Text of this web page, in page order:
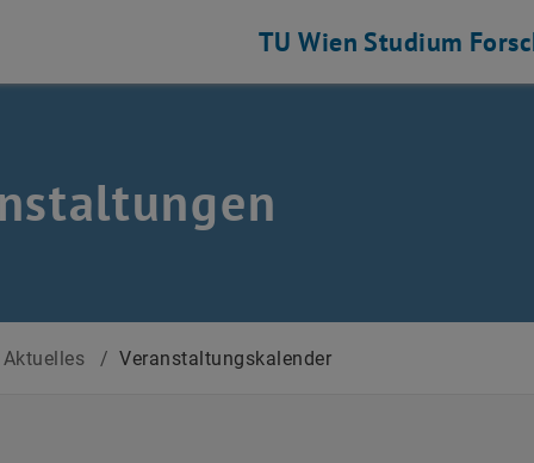
TU Wien Studium
Aktuelles / Veranstaltungskalender